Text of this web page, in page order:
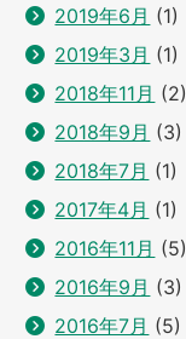
2019年6月 (1)
2019年3月 (1)
2018年11月 (2)
2018年9月 (3)
2018年7月 (1)
2017年4月 (1)
2016年11月 (5)
2016年9月 (3)
2016年7月 (5)